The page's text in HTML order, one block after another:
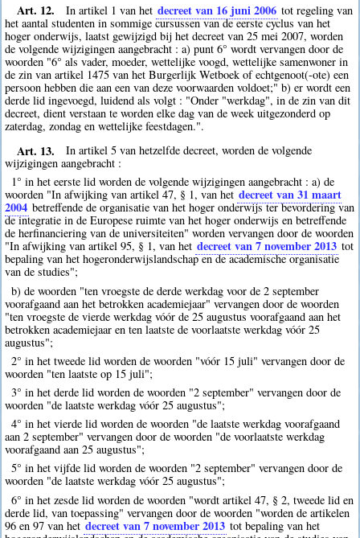
Art. 12.
In artikel 1 van het decreet van 16 juni 2006 tot regeling van
het aantal studenten in sommige cursussen van de eerste cyclus van het
hoger onderwijs, laatst gewijzigd bij het decreet van 25 mei 2007, worden
de volgende wijzigingen aangebracht : a) punt 6° wordt vervangen door de
woorden "6° als vader, moeder, wettelijke voogd, wettelijke samenwoner in
de zin van artikel 1475 van het Burgerlijk Wetboek of echtgenoot(-ote) een
persoon hebben die aan een van deze voorwaarden voldoet;" b) er wordt een
derde lid ingevoegd, luidend als volgt : "Onder "werkdag", in de zin van dit
decreet, dient verstaan te worden elke dag van de week uitgezonderd op
zaterdag, zondag en wettelijke feestdagen.".
Art. 13.
In artikel 5 van hetzelfde decreet, worden de volgende
wijzigingen aangebracht :
1° in het eerste lid worden de volgende wijzigingen aangebracht : a) de
woorden "In afwijking van artikel 47, § 1, van het decreet van 31 maart
2004 betreffende de organisatie van het hoger onderwijs ter bevordering van
de integratie in de Europese ruimte van het hoger onderwijs en betreffende
de herfinanciering van de universiteiten" worden vervangen door de woorden
"In afwijking van artikel 95, § 1, van het decreet van 7 november 2013 tot
bepaling van het hogeronderwijslandschap en de academische organisatie
van de studies";
b) de woorden "ten vroegste de derde werkdag voor de 2 september
voorafgaand aan het betrokken academiejaar" vervangen door de woorden
"ten vroegste de vierde werkdag vóór de 25 augustus voorafgaand aan het
betrokken academiejaar en ten laatste de voorlaatste werkdag vóór 25
augustus";
2° in het tweede lid worden de woorden "vóór 15 juli" vervangen door de
woorden "ten laatste op 15 juli";
3° in het derde lid worden de woorden "2 september" vervangen door de
woorden "de laatste werkdag vóór 25 augustus";
4° in het vierde lid worden de woorden "de laatste werkdag voorafgaand
aan 2 september" vervangen door de woorden "de voorlaatste werkdag
voorafgaand aan 25 augustus";
5° in het vijfde lid worden de woorden "2 september" vervangen door de
woorden "de laatste werkdag vóór 25 augustus";
6° in het zesde lid worden de woorden "wordt artikel 47, § 2, tweede lid en
derde lid, van toepassing" vervangen door de woorden "worden de artikelen
96 en 97 van het decreet van 7 november 2013 tot bepaling van het